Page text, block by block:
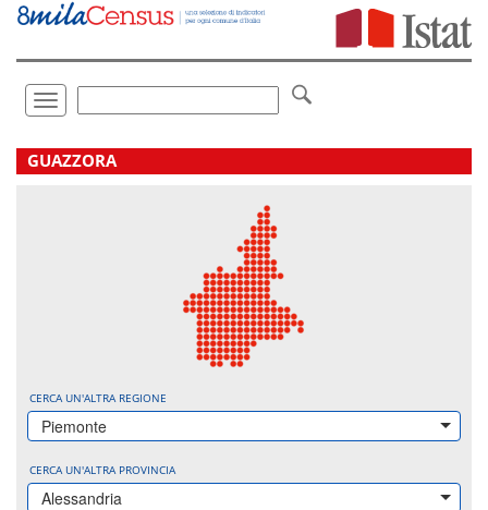
Vai
direttamente
Toggle
navigation
.
GUAZZORA
CERCA UN'ALTRA REGIONE
Piemonte
CERCA UN'ALTRA PROVINCIA
Alessandria